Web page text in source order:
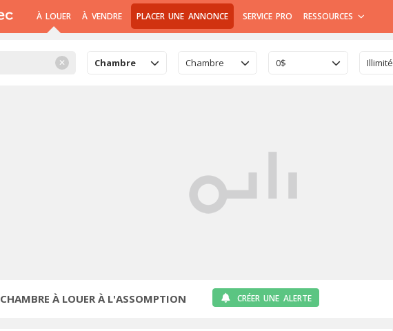
À LOUER À VENDRE PLACER UNE ANNONCE SERVICE PRO RESSOURCES
✕ Chambre Chambre 0$ Illimité
CHAMBRE À LOUER À L'ASSOMPTION CRÉER UNE ALERTE